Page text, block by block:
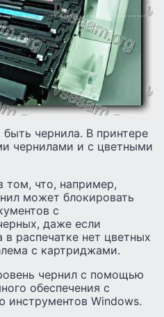
чернила. В принтере
чернилами и с цветными
том, что, например,
может блокировать
с
даже если
в распечатке нет цветных
с картриджами.
чернил с помощью
обеспечения с
Windows.